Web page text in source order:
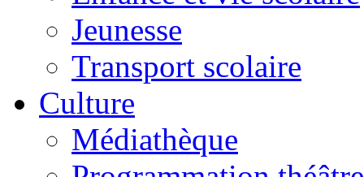
Jeunesse
Transport scolaire
Culture
Médiathèque